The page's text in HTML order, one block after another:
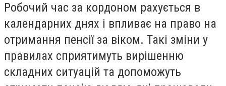
Робочий час за кордоном рахується в
календарних днях і впливає на право на
отримання пенсії за віком. Такі зміни у
правилах сприятимуть вирішенню
складних ситуацій та допоможуть